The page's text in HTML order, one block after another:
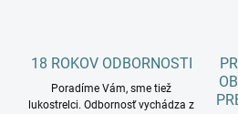
18 ROKOV ODBORNOSTI
Poradíme Vám, sme tiež
lukostrelci. Odbornosť vychádza z